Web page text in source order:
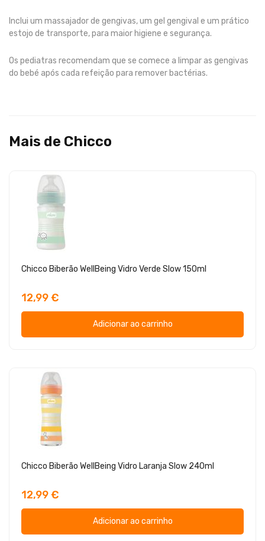
Inclui um massajador de gengivas, um gel gengival e um prático
estojo de transporte, para maior higiene e segurança.
Os pediatras recomendam que se comece a limpar as gengivas
do bebé após cada refeição para remover bactérias.
Mais de Chicco
Chicco Biberão WellBeing Vidro Verde Slow 150ml
12,99 €
Adicionar ao carrinho
Chicco Biberão WellBeing Vidro Laranja Slow 240ml
12,99 €
Adicionar ao carrinho